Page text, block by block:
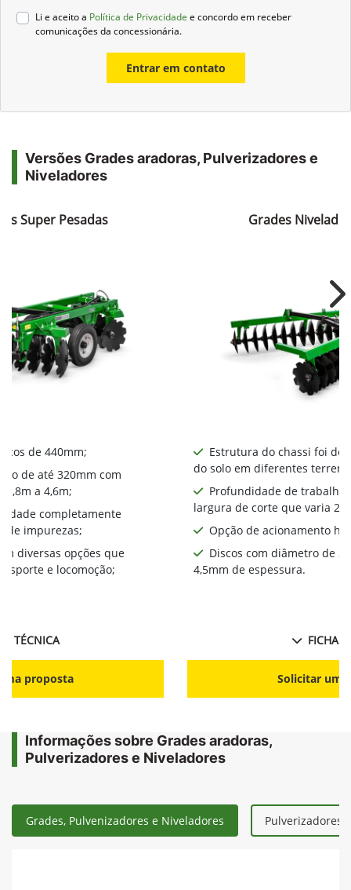
Li e aceito a Política de Privacidade e concordo em receber
comunicações da concessionária.
Entrar em contato
Versões Grades aradoras, Pulverizadores e
Niveladores
Super Pesadas
de 440mm​;
de até 320mm com
a 4,6m;
completamente
de impurezas;
diversas opções que
e locomoção;
TÉCNICA
proposta
Grades
Estrutura do chassi foi
do solo em diferentes
Profundidade de trabalho
largura de corte que varia
Opção de acionamento
Discos com diâmetro de
4,5mm de espessura.
FICHA
Solicitar
Informações sobre Grades aradoras,
Pulverizadores e Niveladores
Grades, Pulvenizadores e Niveladores Pulverizadores